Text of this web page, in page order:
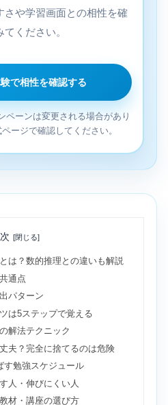
さや学習画面との相性を確
ください。
で相性を確認する
ーンは変更される場合があり
ージで確認してください。
は？数的推理との違いも解説
通点
パターン
は5ステップで覚える
解法テクニック
夫？完全に捨てるのは危険
す勉強スケジュール
人・伸びにくい人
材・講座の選び方